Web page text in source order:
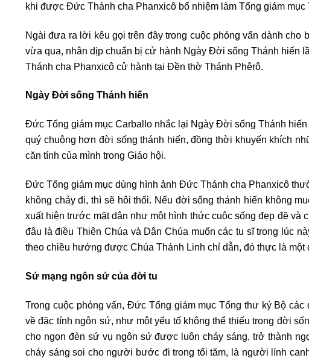
khi được Đức Thánh cha Phanxicô bổ nhiệm làm Tổng giám
Ngài đưa ra lời kêu gọi trên đây trong cuộc phỏng vấn dành cho
vừa qua, nhân dịp chuẩn bị cử hành Ngày Đời sống Thánh hiến
Thánh cha Phanxicô cử hành tại Đền thờ Thánh Phêrô.
Ngày Đời sống Thánh hiến
Đức Tổng giám mục Carballo nhắc lại Ngày Đời sống Thánh
quý chuộng hơn đời sống thánh hiến, đồng thời khuyến khích
căn tính của mình trong Giáo hội.
Đức Tổng giám mục dùng hình ảnh Đức Thánh cha Phanxicô
không chảy đi, thì sẽ hôi thối. Nếu đời sống thánh hiến không
xuất hiện trước mặt dân như một hình thức cuộc sống đẹp đẽ
đâu là điều Thiên Chúa và Dân Chúa muốn các tu sĩ trong lúc
theo chiều hướng được Chúa Thánh Linh chỉ dẫn, đó thực là một
Sứ mạng ngôn sứ của đời tu
Trong cuộc phỏng vấn, Đức Tổng giám mục Tổng thư ký Bộ
về đặc tính ngôn sứ, như một yếu tố không thể thiếu trong đời
cho ngọn đèn sứ vụ ngôn sứ được luôn cháy sáng, trở thành
cháy sáng soi cho người bước đi trong tối tăm, là người lính